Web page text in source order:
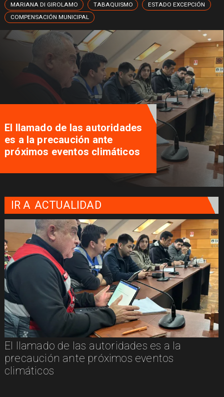
MARIANA DI GIROLAMO
TABAQUISMO
ESTADO EXCEPCIÓN
COMPENSACIÓN MUNICIPAL
El llamado de las autoridades
es a la precaución ante
próximos eventos climáticos
IR A ACTUALIDAD
El llamado de las autoridades es a la
precaución ante próximos eventos
climáticos